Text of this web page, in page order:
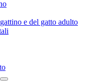
e del gatto adulto